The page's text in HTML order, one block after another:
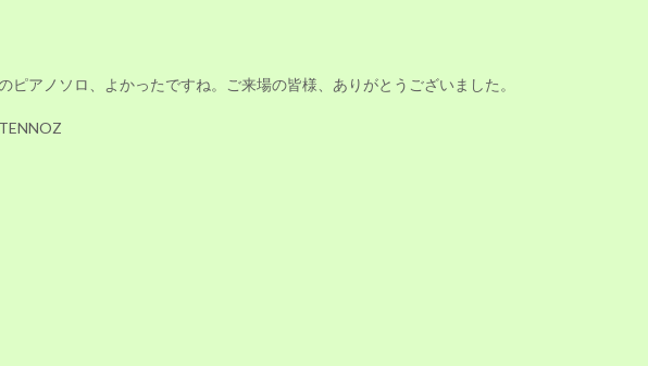
アノソロ、よかったですね。ご来場の皆様、ありがとうございました。